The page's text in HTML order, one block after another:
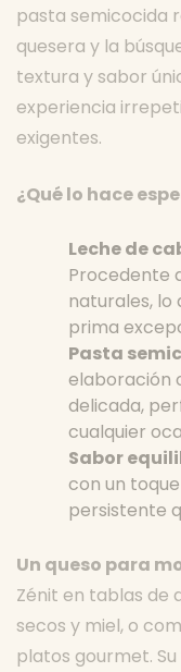
pasta semicocida
quesera y la
textura y sabor
experiencia
exigentes.
¿Qué lo hace
Leche de
Procedente
naturales, lo
prima
Pasta
elaboración
delicada,
cualquier
Sabor
con un
persistente
Un queso para
Zénit en tablas de
secos y miel, o
platos gourmet.